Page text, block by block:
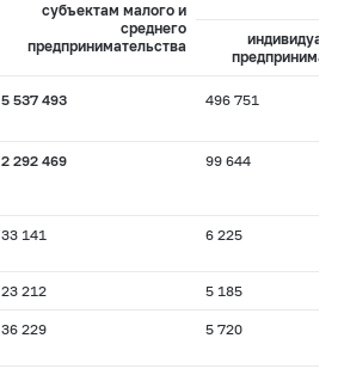
субъектам малого и
среднего
предпринимательства
5 537 493 496 751
2 292 469 99 644
33 141 6 225
23 212 5 185
36 229 5 720